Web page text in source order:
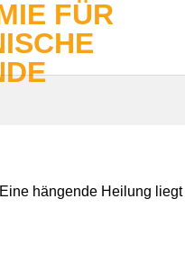
Eine hängende Heilung